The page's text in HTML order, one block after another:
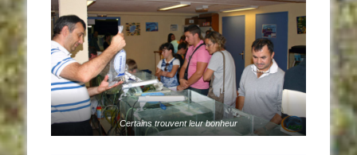
Certains trouvent leur bonheur